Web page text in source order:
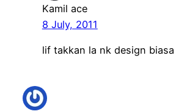
Kamil ace
8 July, 2011
lif takkan la nk design